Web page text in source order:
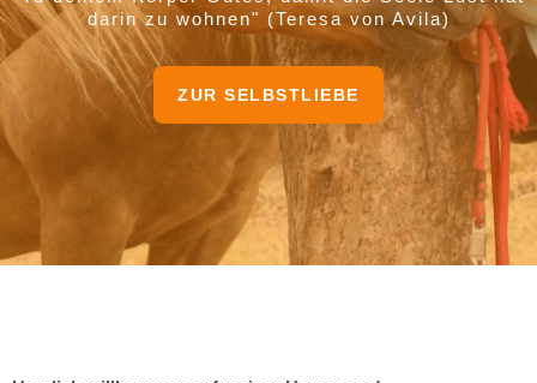
darin zu wohnen" (Teresa von Avila)
ZUR SELBSTLIEBE